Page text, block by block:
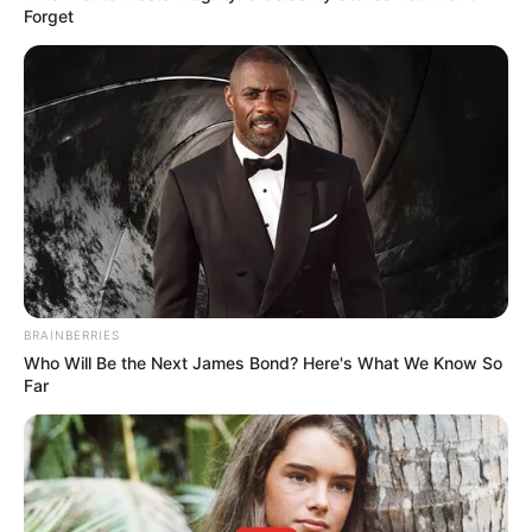
TEMAS RELACIONADOS
MUNICIPIOS DE BOLÍVAR NOTICIAS BOLÍVAR
MANTÉNGASE EN ALERTA
interesan. Para estar bien informado, por
favor, active las notificaciones de Alerta.
ACTIVAR AHORA
Forget
BRAINBERRIES
Who Will Be the Next James Bond? Here's What We Know So
Far